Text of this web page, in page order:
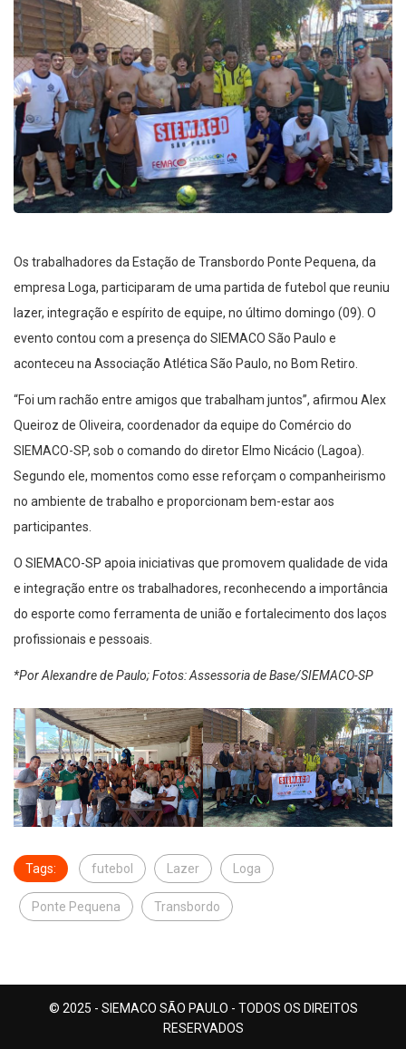
Os trabalhadores da Estação de Transbordo Ponte Pequena, da
empresa Loga, participaram de uma partida de futebol que reuniu
lazer, integração e espírito de equipe, no último domingo (09). O
evento contou com a presença do SIEMACO São Paulo e
aconteceu na Associação Atlética São Paulo, no Bom Retiro.
“Foi um rachão entre amigos que trabalham juntos”, afirmou Alex
Queiroz de Oliveira, coordenador da equipe do Comércio do
SIEMACO-SP, sob o comando do diretor Elmo Nicácio (Lagoa).
Segundo ele, momentos como esse reforçam o companheirismo
no ambiente de trabalho e proporcionam bem-estar aos
participantes.
O SIEMACO-SP apoia iniciativas que promovem qualidade de vida
e integração entre os trabalhadores, reconhecendo a importância
do esporte como ferramenta de união e fortalecimento dos laços
profissionais e pessoais.
*Por Alexandre de Paulo; Fotos: Assessoria de Base/SIEMACO-SP
Tags: futebol Lazer Loga
Ponte Pequena Transbordo
© 2025 - SIEMACO SÃO PAULO - TODOS OS DIREITOS
RESERVADOS